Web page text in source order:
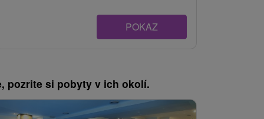
POKAZ
pozrite si pobyty v ich okolí.